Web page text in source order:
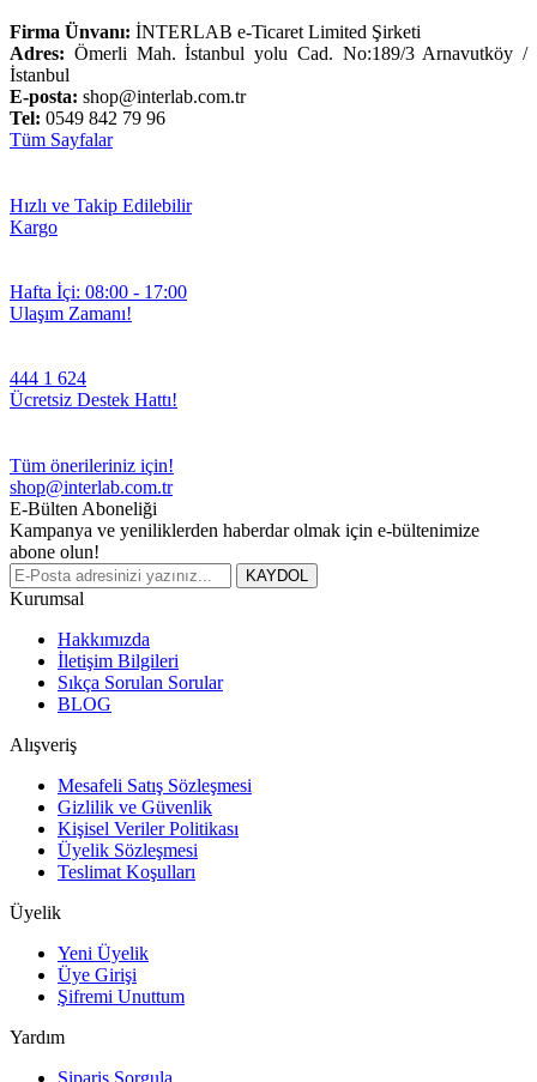
Firma Ünvanı: İNTERLAB e-Ticaret Limited Şirketi
Adres: Ömerli Mah. İstanbul yolu Cad. No:189/3 Arnavutköy /
İstanbul
E-posta: shop@interlab.com.tr
Tel: 0549 842 79 96
Tüm Sayfalar
Hızlı ve Takip Edilebilir
Kargo
Hafta İçi: 08:00 - 17:00
Ulaşım Zamanı!
444 1 624
Ücretsiz Destek Hattı!
Tüm önerileriniz için!
shop@interlab.com.tr
E-Bülten Aboneliği
Kampanya ve yeniliklerden haberdar olmak için e-bültenimize
abone olun!
KAYDOL
Kurumsal
Hakkımızda
İletişim Bilgileri
Sıkça Sorulan Sorular
BLOG
Alışveriş
Mesafeli Satış Sözleşmesi
Gizlilik ve Güvenlik
Kişisel Veriler Politikası
Üyelik Sözleşmesi
Teslimat Koşulları
Üyelik
Yeni Üyelik
Üye Girişi
Şifremi Unuttum
Yardım
Sipariş Sorgula